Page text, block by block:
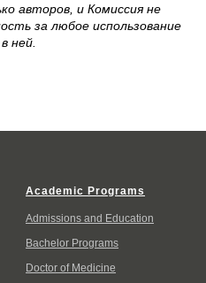
авторов, и Комиссия не
за любое использование
ней.
Academic Programs
Admissions and Education
Bachelor Programs
Doctor of Medicine